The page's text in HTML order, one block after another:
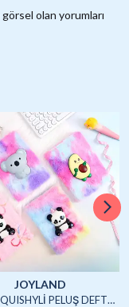
olan yorumları
JOYLAND
JOYZ - SQUISHYLİ PELUŞ DEFTER A5 (HAYVANLAR)-4/S